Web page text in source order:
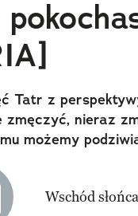
Tatr z
zmęczyć, nieraz
możemy